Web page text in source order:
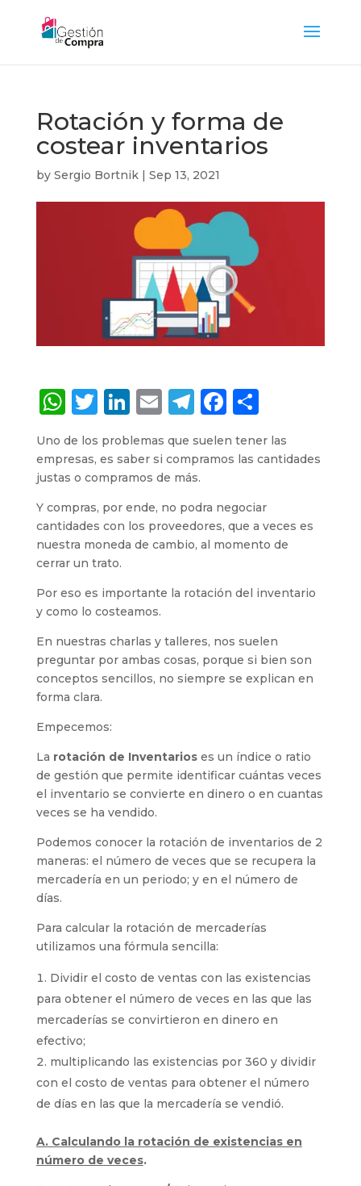
Rotación y forma de
costear inventarios
by Sergio Bortnik| Sep 13, 2021
W
h
a
ts
A
p
p
T
it
te
r
Li
n
k
e
dI
n
E
ai
l
T
el
e
g
ra
m
F
c
b
o
o
k
S
h
a
Uno de los problemas que suelen tener las
empresas, es saber si compramos las cantidades
justas o compramos de más.
Y compras, por ende, no podra negociar
cantidades con los proveedores, que a veces es
nuestra moneda de cambio, al momento de
cerrar un trato.
Por eso es importante la rotación del inventario
y como lo costeamos.
En nuestras charlas y talleres, nos suelen
preguntar por ambas cosas, porque si bien son
conceptos sencillos, no siempre se explican en
forma clara.
Empecemos:
La rotación de Inventarioses un índice o ratio
de gestión que permite identificar cuántas veces
el inventario se convierte en dinero o en cuantas
veces se ha vendido.
Podemos conocer la rotación de inventarios de 2
maneras: el número de veces que se recupera la
mercadería en un periodo; y en el número de
días.
Para calcular la rotación de mercaderías
utilizamos una fórmula sencilla:
Dividir el costo de ventas con las existencias
para obtener el número de veces en las que las
mercaderías se convirtieron en dinero en
efectivo;
multiplicando las existencias por 360 y dividir
con el costo de ventas para obtener el número
de días en las que la mercadería se vendió.
A. Calculando la rotación de existencias en
número de veces.